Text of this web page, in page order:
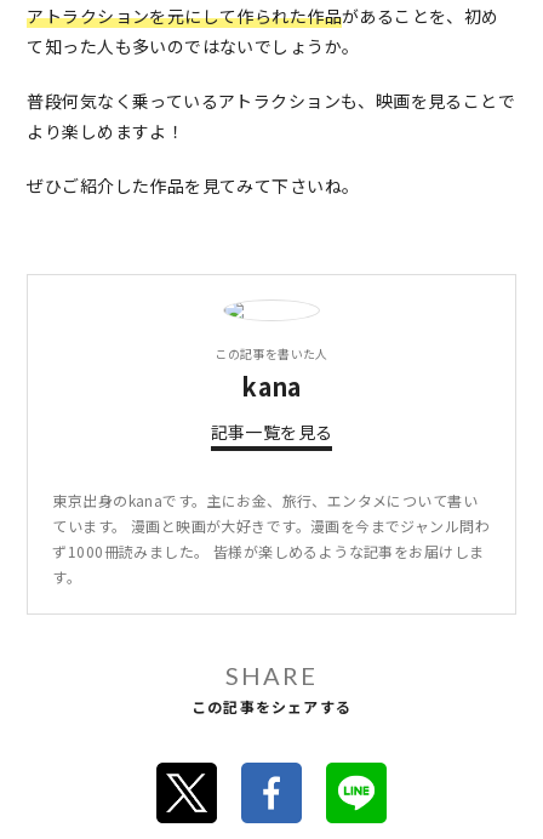
アトラクションを元にして作られた作品があることを、初め
て知った人も多いのではないでしょうか。
普段何気なく乗っているアトラクションも、映画を見ることで
より楽しめますよ！
ぜひご紹介した作品を見てみて下さいね。
この記事を書いた人
kana
記事一覧を見る
東京出身のkanaです。主にお金、旅行、エンタメについて書い
ています。 漫画と映画が大好きです。漫画を今までジャンル問わ
ず1000冊読みました。 皆様が楽しめるような記事をお届けしま
す。
SHARE
この記事をシェアする